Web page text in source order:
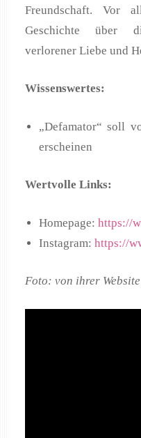
Freundschaft. Vor
Geschichte über
verlorener Liebe und
Wissenswertes:
„Defamator“ soll
erscheinen
Wertvolle Links:
Homepage:https://
Instagram:https://
Foto: von ihrer